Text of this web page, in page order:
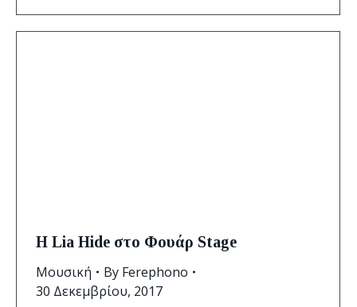
Η Lia Hide στο Φουάρ Stage
Μουσική
By Ferephono
30 Δεκεμβρίου, 2017